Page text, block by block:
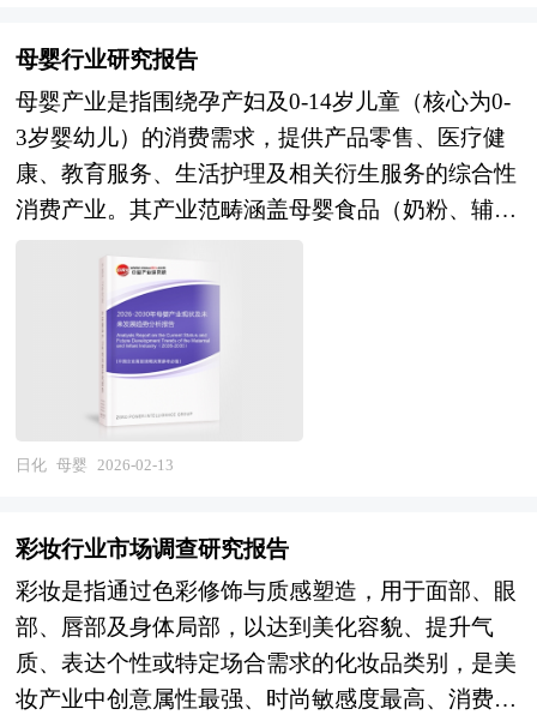
手液生产厂家、流通企业以及零售商提供了新的投
资机会和可借鉴的操作模式，对欲在洗手液行业从
事资本运作的经济实体等单位准确了解目前中国洗
手液行业发展动态，把握企业定位和发展方向有重
要参考价值。
机构公布和提供的大量资料，对我国护肤行业的发
展状况、竞争情况、发展趋势、行业技术等背景进
行了分析，并重点分析了我国护肤行业兼并重组机
会，以及中国护肤行业兼并重组将面临的挑战。报
告还对国内外的护肤行业兼并重组案例分析，并对
期对护肤行业运行和兼并重组事件进行监测，数据
保持动态更新，是护肤相关企业、科研单位、投资
机构等单位准确了解目前护肤行业兼并重组动态，
把握企业定位和发展方向不可多得的精品。除提供
《2026-2030年版护肤行业兼并重组机会研究及决
策咨询报告》外，我们也可以根据企业具体项目要
普华作为卖方顾问提供的服务内容： 并购可行性
分析、价值评估咨询、业务诊断及分析；寻找与推
荐策略投资者，就交易结构和交易方案设计提供专
业意见；协助准备信息备忘录和投资意向书，就投
资者的选择和接洽策略提供专业意见；协调并管理
中研普华根据行业一般水平测算好了行业指标数
单位信息，稍做调整就可以作为项目报告使用。我
们也可以根据企业具体项目要求专项编写专业定制
版，并根据详细要求合理报价，为企业项目立项、
上马、融资提供全程指引服务。 中研普华具有丰
富的项目可行性分析报告案例编制经验和一流的团
队，能够为您设计项目建设方案，完成包括市场和
销售、规模和产品、厂址及建设工程方案、原辅料
供应、工艺技术、设备选择、人员组织、实施计
划、投资与成本、效益及风险等的计算和评价；内
容详实、严密地论证项目的可行性和投资的必要
性。 本报告主要有以下几大用途： 1、用于企业融
3、用于银行贷款 4、用于境外投资项目核准 5、用
于企业上市的招股说明书 6、用于申请政府资金 可
行性研究报告是在制定某一建设或科研项目之前，
对该项目实施的可能性、有效性、技术方案及技术
政策进行具体、深入、细致的技术论证和经济评
母婴行业研究报告
母婴产业是指围绕孕产妇及0-14岁儿童（核心为0-
3岁婴幼儿）的消费需求，提供产品零售、医疗健
康、教育服务、生活护理及相关衍生服务的综合性
消费产业。其产业范畴涵盖母婴食品（奶粉、辅
童车童床、玩具文教）、母婴服装（孕妇装、婴童
装）、母婴服务（月子中心、托育早教、产后康
复、儿童摄影）及母婴渠道（线下连锁、综合电
商、垂直平台、社交电商）等多元业态，涉及食品
科学、材料工程、儿科医学、发展心理学、零售管
理等多学科交叉融合，具有消费决策理性与感性并
价高、代际消费习惯差异显著的显著特征。作为家
庭消费的核心场景与人口结构变迁的敏感指标，母
婴产业不仅直接满足育儿家庭的物质与服务需求，
更是生育政策效果、社会托育体系、女性职业发展
等社会议题的折射窗口，其产业属性兼具刚需消费
品的稳定属性与消费升级品的增长属性的双重特
日化 母婴 2026-02-13
彩妆行业市场调查研究报告
彩妆是指通过色彩修饰与质感塑造，用于面部、眼
部、唇部及身体局部，以达到美化容貌、提升气
质、表达个性或特定场合需求的化妆品类别，是美
妆产业中创意属性最强、时尚敏感度最高、消费频